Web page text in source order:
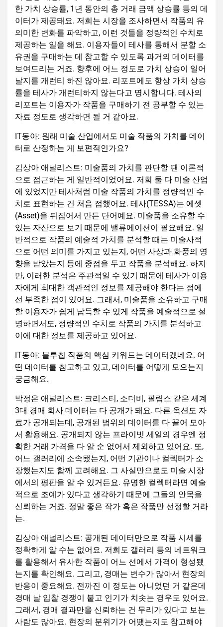
한 가치 상승률, 1년 동안의 총 거래 금액 상승률 등의 데
이터가 제공돼요. 저희는 시장을 조사하면서 작품의 유
의미한 변화를 파악하고, 이런 것들을 정량적인 수치로
제공하는 일을 해요. 이용자들이 테사를 통해서 분할 소
유권을 구매하는 데 참고할 수 있도록 과거의 데이터를
보여드리는 거죠. 향후에 어느 정도로 가치 상승이 일어
날지를 개런티 하진 않아요. 리포트에도 항상 가치 상승
률을 테사가 개런티하지 않는다고 명시합니다. 테사의
리포트는 이용자가 작품을 구매하기 전 공부할 수 있는
자료 정도로 생각하면 될 거 같아요.
IT동아: 원래 미술 산업에서도 미술 작품의 가치를 데이
터로 산정하는 게 보편적인가요?
김상아 애널리스트: 미술품의 가치를 판단할 땐 이론적
으로 접근하는 게 일반적이었어요. 저희 둘 다 미술 산업
에 있었지만 테사처럼 미술 작품의 가치를 정량적인 수
치로 표현하는 건 처음 접했어요. 테사(TESSA)는 에셋
(Asset)을 뒤집어서 만든 단어예요. 미술품을 소유할 수
있는 자산으로 보기 때문에 밸류에이션이 필요해요. 일
반적으로 작품의 예술적 가치를 분석할 때는 미술사적
으로 어떤 의미를 가지고 있는지, 어떤 사상과 화풍의 영
향을 받았는지 등에 중점을 두고 작품을 분석해요. 하지
만, 이러한 분석은 주관적일 수 있기 때문에 테사가 이용
자에게 최대한 객관적인 정보를 제공해야 한다는 점에
선 부족한 점이 있어요. 그래서, 미술품을 소유하고 구매
할 이용자가 쉽게 납득할 수 있게 작품을 예술적으로 설
명하면서도, 정량적인 수치로 작품의 가치를 분석하고
이에 대한 정보를 제공하고 있어요.
IT동아: 블루칩 작품의 핵심 키워드는 데이터겠네요. 어
떤 데이터를 참고하고 있고, 데이터를 어떻게 모으는지
궁금해요.
박정은 애널리스트: 크리스티, 소더비, 필립스 같은 세계
3대 경매 회사 데이터는 다 공개가 돼요. 다른 옥션도 자
료가 공개되는데, 공개된 범위의 데이터를 다 끌어 모아
서 활용해요. 공개되지 않는 프라이빗 세일의 경우엔 정
확한 거래 가격을 다 알 순 없어서 제외하고 있어요. 또,
어느 갤러리에 소속됐는지, 어떤 기관이나 컬렉터가 소
장했는지도 함께 고려해요. 그 사실만으로도 미술 시장
에서의 평판을 알 수 있거든요. 유명한 컬렉터라면 예술
적으로 조예가 있다고 생각하기 때문에 그들의 안목을
신뢰하는 거죠. 정말 좋은 작가 혹은 작품만 선정할 거라
는.
김상아 애널리스트: 공개된 데이터만으로 작품 시세를
정확하게 알 수는 없어요. 저희도 갤러리 등의 네트워크
를 활용해서 유사한 작품이 어느 선에서 가격이 형성됐
는지를 확인해요. 그리고, 경매는 변수가 많아서 현장의
반응이 중요해요. 전까진 이 정도는 아니었던 거 같은데
경매 날 입찰 경쟁이 붙고 인기가 치솟는 경우도 있어요.
그래서, 경매 결과만을 신뢰하는 건 무리가 있다고 보는
사람도 많아요. 현장의 분위기가 어땠는지도 참고해야